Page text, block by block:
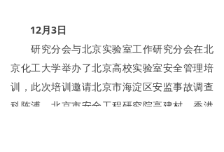
12月3日
研究分会与北京实验室工作研究分会在北
京化工大学举办了北京高校实验室安全管理培
训，此次培训邀请北京市海淀区安监事故调查
科陈溥、北京市安全工程研究院高建村、香港